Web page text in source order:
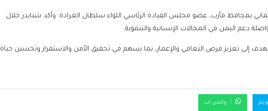
بمحافظ مأرب، عضو مجلس القيادة الرئاسي اللواء سلطان العرادة. وأكد شنايدر خلال
دعم اليمن في المجالات الإنسانية والتنموية.
إلى تعزيز فرص التعافي والإعمار، بما يسهم في تحقيق الأمن والاستقرار وتحسين حياة
واتس اب